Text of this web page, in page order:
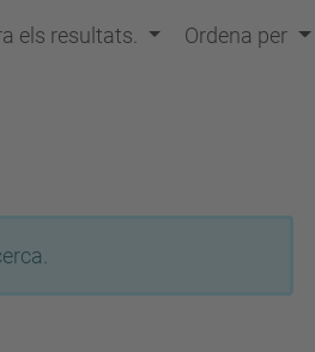
els resultats. Ordena per